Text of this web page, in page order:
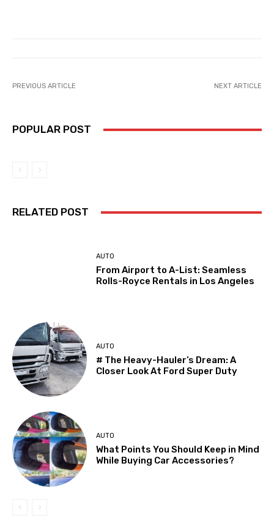
PREVIOUS ARTICLE NEXT ARTICLE
POPULAR POST
RELATED POST
AUTO
From Airport to A-List: Seamless
Rolls-Royce Rentals in Los Angeles
AUTO
# The Heavy-Hauler’s Dream: A
Closer Look At Ford Super Duty
AUTO
What Points You Should Keep in Mind
While Buying Car Accessories?